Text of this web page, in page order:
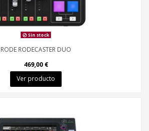
Sin stock
RODE RODECASTER DUO
469,00 €
Ver producto